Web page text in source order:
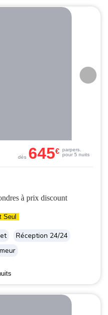
Seul
Réception 24/24
dès 645€ parpers.
pour 5 nuits